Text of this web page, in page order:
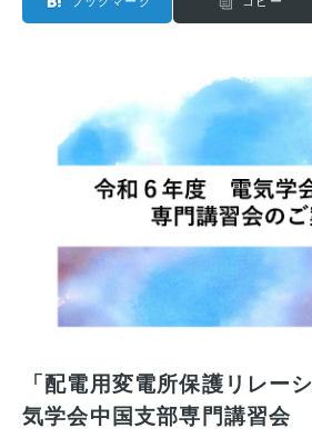
「配電用変電所保護リレー
気学会中国支部専門講習会